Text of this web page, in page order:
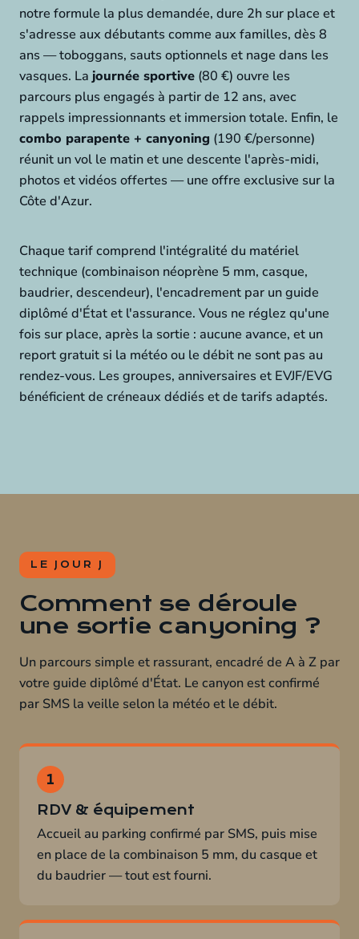
notre formule la plus demandée, dure 2h sur place et
s'adresse aux débutants comme aux familles, dès 8
ans — toboggans, sauts optionnels et nage dans les
vasques. La journée sportive (80 €) ouvre les
parcours plus engagés à partir de 12 ans, avec
rappels impressionnants et immersion totale. Enfin, le
combo parapente + canyoning (190 €/personne)
réunit un vol le matin et une descente l'après-midi,
photos et vidéos offertes — une offre exclusive sur la
Côte d'Azur.
Chaque tarif comprend l'intégralité du matériel
technique (combinaison néoprène 5 mm, casque,
baudrier, descendeur), l'encadrement par un guide
diplômé d'État et l'assurance. Vous ne réglez qu'une
fois sur place, après la sortie : aucune avance, et un
report gratuit si la météo ou le débit ne sont pas au
rendez-vous. Les groupes, anniversaires et EVJF/EVG
bénéficient de créneaux dédiés et de tarifs adaptés.
LE JOUR J
Comment se déroule
une sortie canyoning ?
Un parcours simple et rassurant, encadré de A à Z par
votre guide diplômé d'État. Le canyon est confirmé
par SMS la veille selon la météo et le débit.
RDV & équipement
Accueil au parking confirmé par SMS, puis mise
en place de la combinaison 5 mm, du casque et
du baudrier — tout est fourni.